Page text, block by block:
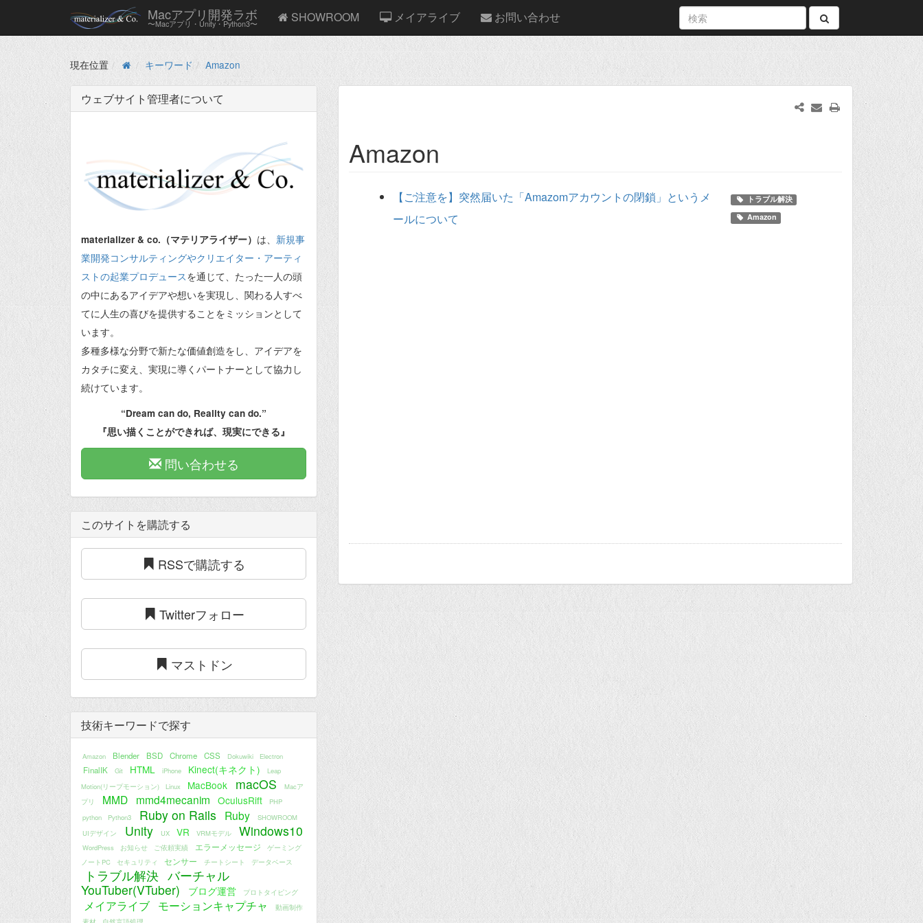
Macアプリ開発ラボ
〜Macアプリ・Unity・Python3〜 SHOWROOM メイアライブ お問い合わせ
現在位置 キーワード Amazon
ウェブサイト管理者について
materializer & co.（マテリアライザー） は、 新規事
業開発コンサルティングやクリエイター・アーティ
ストの起業プロデュースを通じて、たった一人の頭
の中にあるアイデアや想いを実現し、関わる人すべ
てに人生の喜びを提供することをミッションとして
います。
多種多様な分野で新たな価値創造をし、アイデアを
カタチに変え、実現に導くパートナーとして協力し
続けています。
“Dream can do, Reality can do.”
『思い描くことができれば、現実にできる』
問い合わせる
このサイトを購読する
RSSで購読する
Twitterフォロー
マストドン
技術キーワードで探す
Amazon Blender BSD Chrome CSS Dokuwiki Electron
FinalIK Git HTML iPhone Kinect(キネクト)
Leap
Motion(リープモーション)
Linux MacBook macOS
Macア
プリ
MMD mmd4mecanim OculusRift
PHP
python
Python3 Ruby on Rails Ruby
SHOWROOM
UIデザイン
Unity UX VR VRMモデル Windows10
WordPress お知らせ ご依頼実績 エラーメッセージ
ゲーミング
ノートPC
セキュリティ センサー チートシート データベース
トラブル解決 バーチャル
YouTuber(VTuber)
ブログ運営 プロトタイピング
メイアライブ モーションキャプチャ
動画制作
Amazon
【ご注意を】突然届いた「Amazomアカウントの閉鎖」というメ
ールについて
トラブル解決
Amazon